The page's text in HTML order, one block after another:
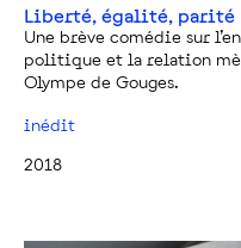
Liberté, égalité, parité
Une brève comédie sur
politique et la relation
Olympe de Gouges.
inédit
2018